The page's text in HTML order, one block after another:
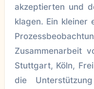
akzeptierten und
klagen. Ein
Zusammenarbeit
Stuttgart, Köln,
die